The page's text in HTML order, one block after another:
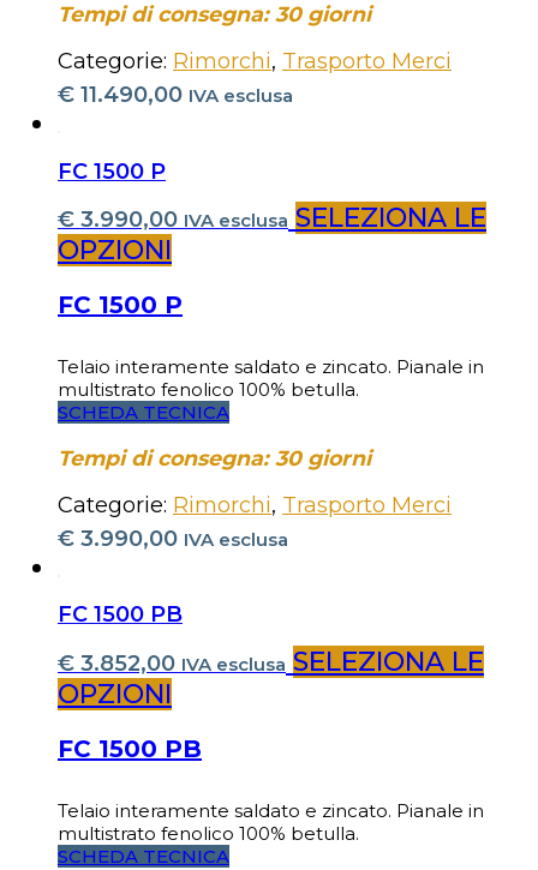
Tempi di consegna: 30 giorni
Categorie: Rimorchi, Trasporto Merci
€ 11.490,00 IVA esclusa
FC 1500 P
€ 3.990,00 IVA esclusa SELEZIONA LE
OPZIONI
FC 1500 P
Telaio interamente saldato e zincato. Pianale in
multistrato fenolico 100% betulla.
SCHEDA TECNICA
Tempi di consegna: 30 giorni
Categorie: Rimorchi, Trasporto Merci
€ 3.990,00 IVA esclusa
FC 1500 PB
€ 3.852,00 IVA esclusa SELEZIONA LE
OPZIONI
FC 1500 PB
Telaio interamente saldato e zincato. Pianale in
multistrato fenolico 100% betulla.
SCHEDA TECNICA